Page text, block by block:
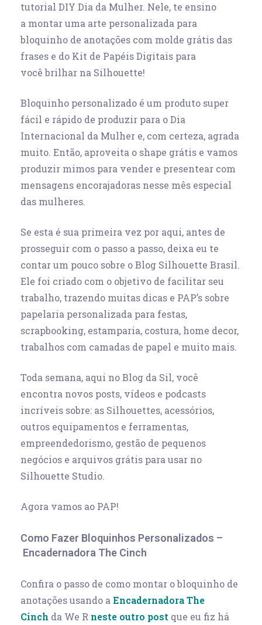
tutorial DIY Dia da Mulher. Nele, te ensino
a montar uma arte personalizada para
bloquinho de anotações com molde grátis das
frases e do Kit de Papéis Digitais para
você brilhar na Silhouette!
Bloquinho personalizado é um produto super
fácil e rápido de produzir para o Dia
Internacional da Mulher e, com certeza, agrada
muito. Então, aproveita o shape grátis e vamos
produzir mimos para vender e presentear com
mensagens encorajadoras nesse mês especial
das mulheres.
Se esta é sua primeira vez por aqui, antes de
prosseguir com o passo a passo, deixa eu te
contar um pouco sobre o Blog Silhouette Brasil.
Ele foi criado com o objetivo de facilitar seu
trabalho, trazendo muitas dicas e PAP’s sobre
papelaria personalizada para festas,
scrapbooking, estamparia, costura, home decor,
trabalhos com camadas de papel e muito mais.
Toda semana, aqui no Blog da Sil, você
encontra novos posts, vídeos e podcasts
incríveis sobre: as Silhouettes, acessórios,
outros equipamentos e ferramentas,
empreendedorismo, gestão de pequenos
negócios e arquivos grátis para usar no
Silhouette Studio.
Agora vamos ao PAP!
Como Fazer Bloquinhos Personalizados –
Encadernadora The Cinch
Confira o passo de como montar o bloquinho de
anotações usando aEncadernadora The
Cinch da We R neste outro post que eu fiz há